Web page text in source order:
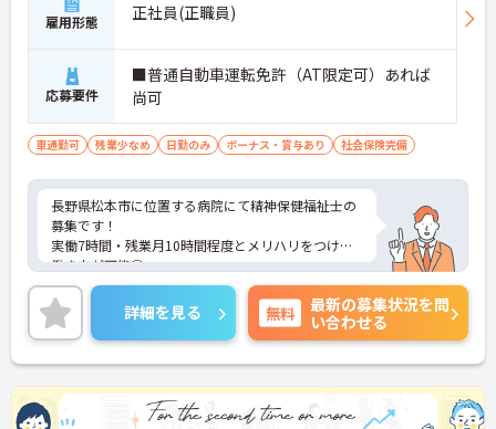
雇用形態 正社員(正職員)
応募要件
■普通自動車運転免許（AT限定可）あれば
尚可
車通勤可 残業少なめ 日勤のみ ボーナス・賞与あり 社会保険完備
長野県松本市に位置する病院にて精神保健福祉士の
募集です！
実働7時間・残業月10時間程度とメリハリをつけた
働き方が可能◎
終業後の時間を有効活用することができプライベー
トも充実♪
ご興味のある方には、面接対策ポイントなど、さら
に詳細をご案内しますのでお気軽にご相談くださ
い！
詳細を見る 無料
最新の募集状況を問
い合わせる